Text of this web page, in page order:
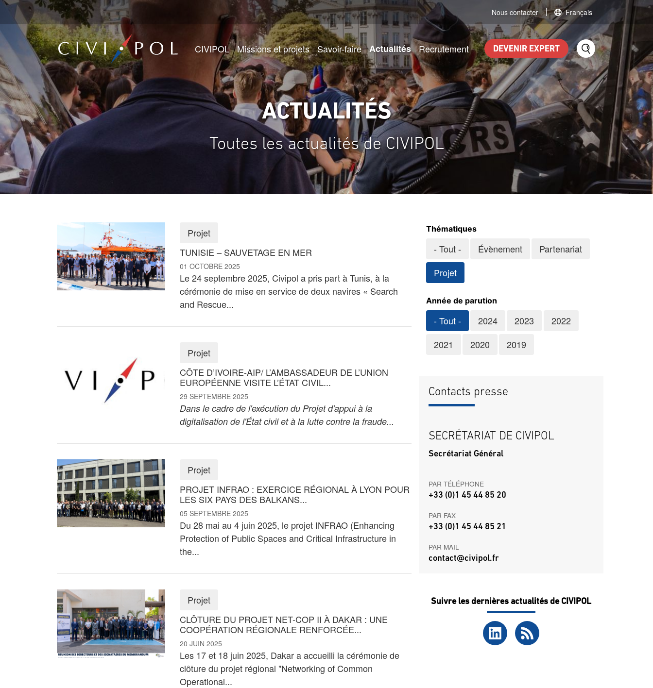
Nous contacter Français
CIVIPOL Missions et projets Savoir-faire Actualités Recrutement DEVENIR EXPERT
ACTUALITÉS
Toutes les actualités de CIVIPOL
Projet
TUNISIE – SAUVETAGE EN MER
01 OCTOBRE 2025
Le 24 septembre 2025, Civipol a pris part à Tunis, à la
cérémonie de mise en service de deux navires « Search
and Rescue...
Projet
CÔTE D’IVOIRE-AIP/ L’AMBASSADEUR DE L’UNION
EUROPÉENNE VISITE L’ÉTAT CIVIL...
29 SEPTEMBRE 2025
Dans le cadre de l'exécution du Projet d'appui à la
digitalisation de l'État civil et à la lutte contre la fraude...
Projet
PROJET INFRAO : EXERCICE RÉGIONAL À LYON POUR
LES SIX PAYS DES BALKANS...
05 SEPTEMBRE 2025
Du 28 mai au 4 juin 2025, le projet INFRAO (Enhancing
Protection of Public Spaces and Critical Infrastructure in
the...
Projet
CLÔTURE DU PROJET NET-COP II À DAKAR : UNE
COOPÉRATION RÉGIONALE RENFORCÉE...
20 JUIN 2025
Les 17 et 18 juin 2025, Dakar a accueilli la cérémonie de
clôture du projet régional "Networking of Common
Operational...
Thématiques
- Tout - Évènement
Partenariat
Projet
Année de parution
- Tout - 2024 2023
2022
2021
2020 2019
Contacts presse
SECRÉTARIAT DE CIVIPOL
Secrétariat Général
PAR TÉLÉPHONE
+33 (0)1 45 44 85 20
PAR FAX
+33 (0)1 45 44 85 21
PAR MAIL
contact@civipol.fr
Suivre les dernières actualités de CIVIPOL